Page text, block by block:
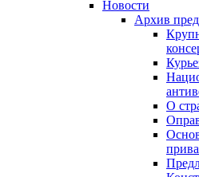
Новости
Архив
О